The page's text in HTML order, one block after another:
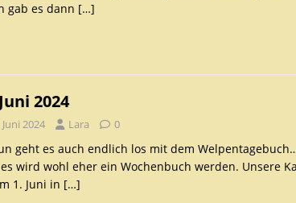
gab es dann […]
2024
Juni 2024 Lara 0
geht es auch endlich los mit dem
wird wohl eher ein Wochenbuch werden. Unsere
1. Juni in […]